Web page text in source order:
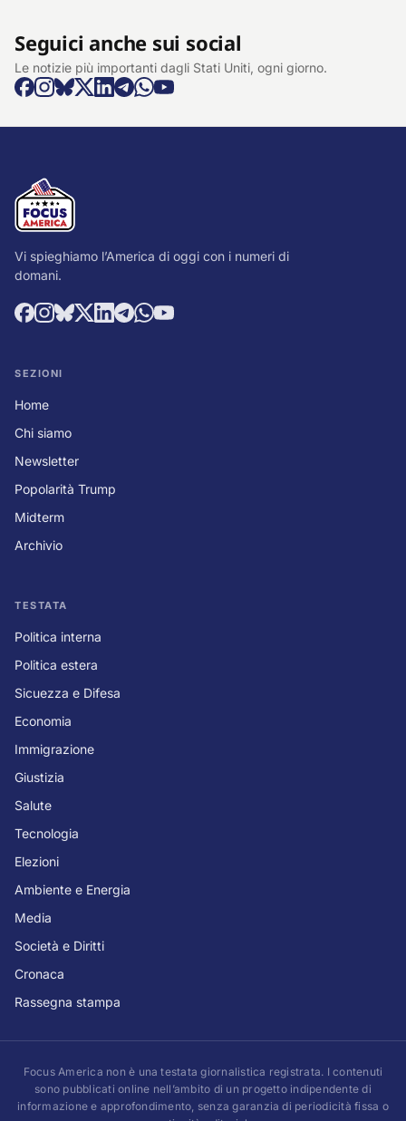
Seguici anche sui social
Le notizie più importanti dagli Stati Uniti, ogni giorno.
Vi spieghiamo l’America di oggi con i numeri di
domani.
SEZIONI
Home
Chi siamo
Newsletter
Popolarità Trump
Midterm
Archivio
TESTATA
Politica interna
Politica estera
Sicuezza e Difesa
Economia
Immigrazione
Giustizia
Salute
Tecnologia
Elezioni
Ambiente e Energia
Media
Società e Diritti
Cronaca
Rassegna stampa
Focus America non è una testata giornalistica registrata. I contenuti
sono pubblicati online nell’ambito di un progetto indipendente di
informazione e approfondimento, senza garanzia di periodicità fissa o